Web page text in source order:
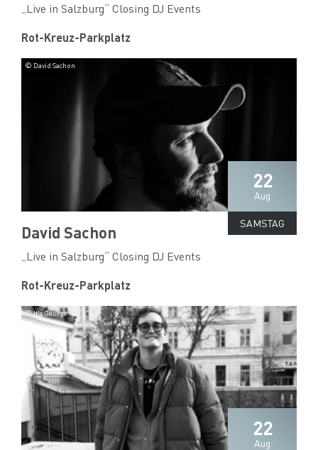
„Live in Salzburg“ Closing DJ Events
Rot-Kreuz-Parkplatz
22
Aug
© David Sachon
SAMSTAG
David Sachon
„Live in Salzburg“ Closing DJ Events
Rot-Kreuz-Parkplatz
22
Aug
© It’s George